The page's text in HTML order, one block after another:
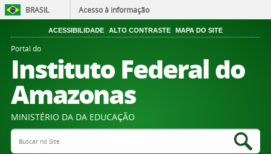
BRASIL Acesso à informação
ACESSIBILIDADE ALTO CONTRASTE MAPA DO SITE
Portal do
Instituto Federal do
Amazonas
MINISTÉRIO DA DA EDUCAÇÃO
Search Site